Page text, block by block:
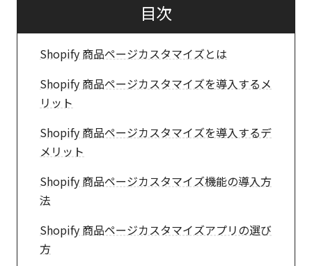
目次
Shopify 商品ページカスタマイズとは
Shopify 商品ページカスタマイズを導入するメ
リット
Shopify 商品ページカスタマイズを導入するデ
メリット
Shopify 商品ページカスタマイズ機能の導入方
法
Shopify 商品ページカスタマイズアプリの選び
方